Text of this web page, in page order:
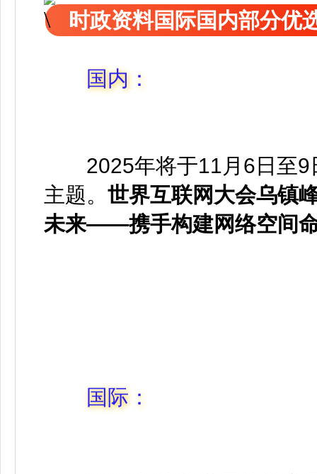
时政资料国际国内部分优
国内：
2025年将于11月6日至9
主题。 世界互联网大会乌镇
未来——携手构建网络空间
国际：